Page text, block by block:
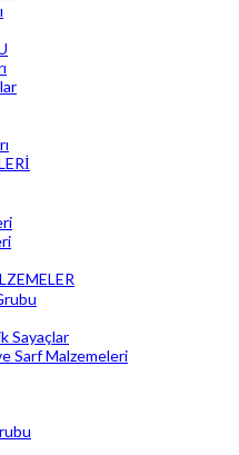
Sayaçlar
Sarf Malzemeleri